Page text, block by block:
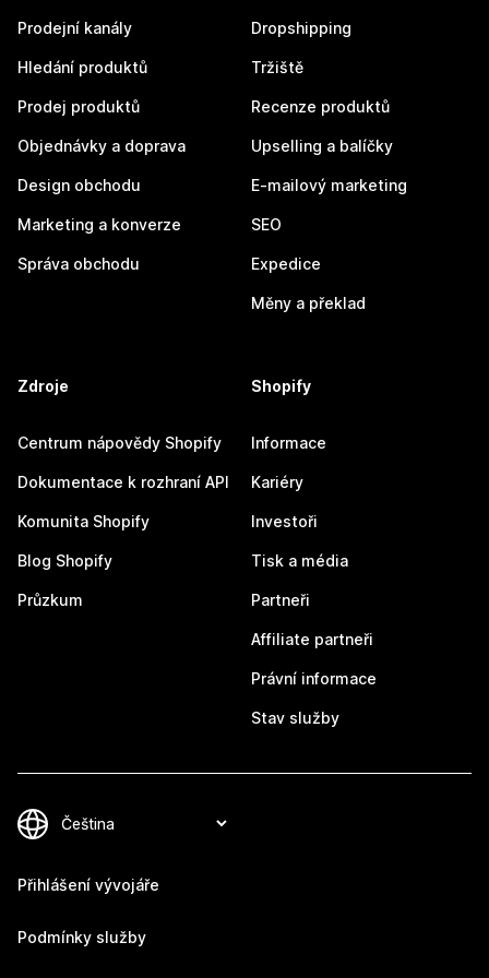
Prodejní kanály
Hledání produktů
Prodej produktů
Objednávky a doprava
Design obchodu
Marketing a konverze
Správa obchodu
Dropshipping
Tržiště
Recenze produktů
Upselling a balíčky
E-mailový marketing
SEO
Expedice
Měny a překlad
Zdroje
Centrum nápovědy Shopify
Dokumentace k rozhraní API
Komunita Shopify
Blog Shopify
Průzkum
Shopify
Informace
Kariéry
Investoři
Tisk a média
Partneři
Affiliate partneři
Právní informace
Stav služby
Přihlášení vývojáře
Podmínky služby